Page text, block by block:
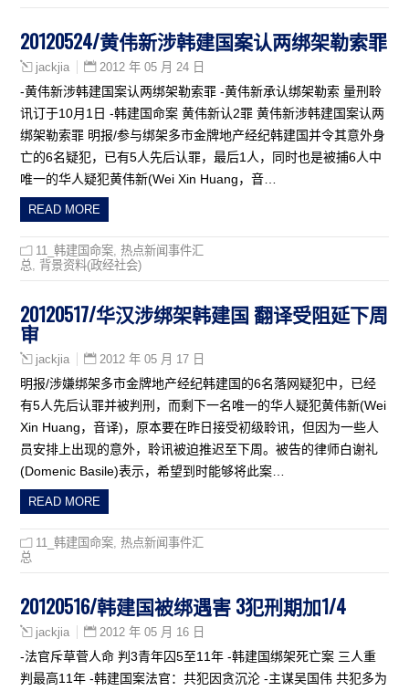
20120524/黄伟新涉韩建国案认两绑架勒索罪
jackjia 2012 年 05 月 24 日
-黄伟新涉韩建国案认两绑架勒索罪 -黄伟新承认绑架勒索 量刑聆
讯订于10月1日 -韩建国命案 黄伟新认2罪 黄伟新涉韩建国案认两
绑架勒索罪 明报/参与绑架多市金牌地产经纪韩建国并令其意外身
亡的6名疑犯，已有5人先后认罪，最后1人，同时也是被捕6人中
唯一的华人疑犯黄伟新(Wei Xin Huang，音…
READ MORE
11_韩建国命案 ,热点新闻事件汇
总
背景资料(政经社会)
20120517/华汉涉绑架韩建国 翻译受阻延下周
审
jackjia 2012 年 05 月 17 日
明报/涉嫌绑架多市金牌地产经纪韩建国的6名落网疑犯中，已经
有5人先后认罪并被判刑，而剩下一名唯一的华人疑犯黄伟新(Wei
Xin Huang，音译)，原本要在昨日接受初级聆讯，但因为一些人
员安排上出现的意外，聆讯被迫推迟至下周。被告的律师白谢礼
(Domenic Basile)表示，希望到时能够将此案…
READ MORE
11_韩建国命案 ,热点新闻事件汇
总
20120516/韩建国被绑遇害 3犯刑期加1/4
jackjia 2012 年 05 月 16 日
-法官斥草菅人命 判3青年囚5至11年 -韩建国绑架死亡案 三人重
判最高11年 -韩建国案法官：共犯因贪沉沦 -主谋吴国伟 共犯多为